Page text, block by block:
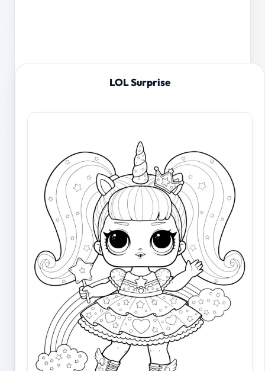
LOL Surprise